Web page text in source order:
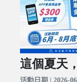
這個夏天
活動日期 | 2026-